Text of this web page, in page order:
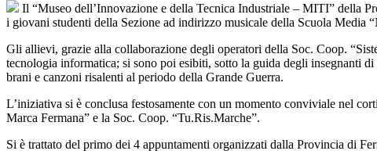
Il “Museo dell’Innovazione e della Tecnica Industriale – MITI” della
i giovani studenti della Sezione ad indirizzo musicale della Scuola Media
Gli allievi, grazie alla collaborazione degli operatori della Soc. Coop.
tecnologia informatica; si sono poi esibiti, sotto la guida degli insegnanti
brani e canzoni risalenti al periodo della Grande Guerra.
L’iniziativa si è conclusa festosamente con un momento conviviale nel
Marca Fermana” e la Soc. Coop. “Tu.Ris.Marche”.
Si è trattato del primo dei 4 appuntamenti organizzati dalla Provincia di